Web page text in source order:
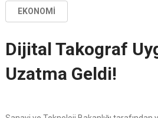
EKONOMI
Dijital Takograf
Uzatma Geldi!